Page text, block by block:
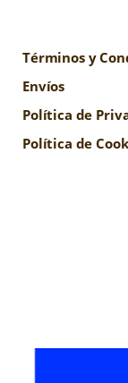
Términos y
Envíos
Política de
Política de